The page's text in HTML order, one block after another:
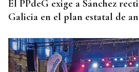
El PPdeG exige a Sánchez
Galicia en el plan estatal de